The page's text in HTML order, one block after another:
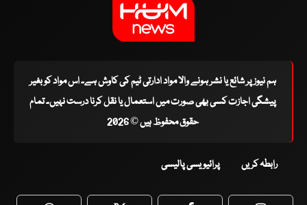
ہم نیوز پر شائع یا نشر ہونے والا مواد ادارتی ٹیم کی کاوش ہے۔ اس مواد کو بغیر
پیشگی اجازت کسی بھی صورت میں استعمال یا نقل کرنا درست نہیں۔ تمام
حقوق محفوظ ہیں © 2026
رابطہ کریں پرائیویسی پالیسی